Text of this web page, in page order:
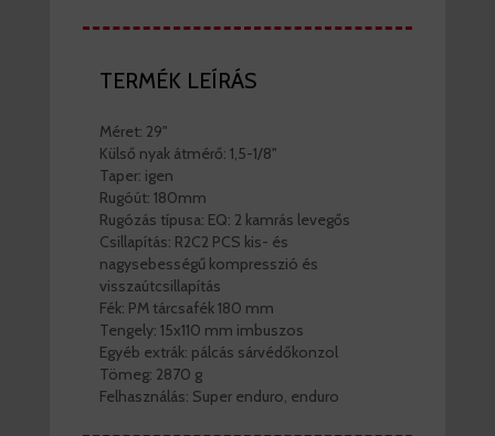
TERMÉK LEÍRÁS
Méret: 29"
Külső nyak átmérő: 1,5-1/8"
Taper: igen
Rugóút: 180mm
Rugózás típusa: EQ: 2 kamrás levegős
Csillapítás: R2C2 PCS kis- és
nagysebességű kompresszió és
visszaútcsillapítás
Fék: PM tárcsafék 180 mm
Tengely: 15x110 mm imbuszos
Egyéb extrák: pálcás sárvédőkonzol
Tömeg: 2870 g
Felhasználás: Super enduro, enduro